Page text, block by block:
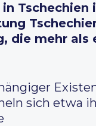
Tschechien
die mehr als
sich etwa